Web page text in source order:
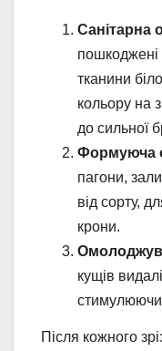
Санітарна
пошкоджені
тканини
кольору на
до сильної
Формуюча
пагони,
від сорту,
крони.
кущів
стимулюючи
Після кожного